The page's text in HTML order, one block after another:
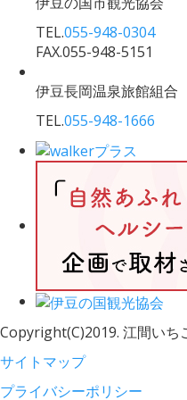
TEL.055-948-0304
FAX.055-948-5151
伊豆長岡温泉旅館組合
TEL.055-948-1666
Copyright(C)2019. 江間いち
サイトマップ
プライバシーポリシー